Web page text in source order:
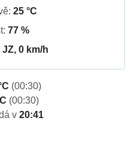
25 °C
77 %
JZ, 0 km/h
(00:30)
(00:30)
v 20:41